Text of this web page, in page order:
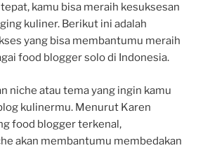
kamu bisa meraih kesuksesan
kuliner. Berikut ini adalah
yang bisa membantumu meraih
food blogger solo di Indonesia.
niche atau tema yang ingin kamu
kulinermu. Menurut Karen
food blogger terkenal,
akan membantumu membedakan